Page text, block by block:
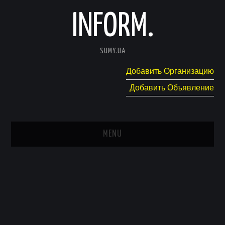
INFORM.
SUMY.UA
Добавить Организацию
Добавить Объявление
MENU